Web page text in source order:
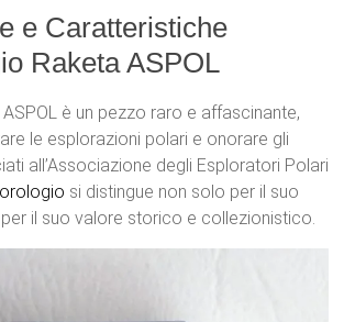
e Caratteristiche
Raketa ASPOL
ASPOL è un pezzo raro e affascinante,
le esplorazioni polari e onorare gli
all’Associazione degli Esploratori Polari
orologio si distingue non solo per il suo
il suo valore storico e collezionistico.